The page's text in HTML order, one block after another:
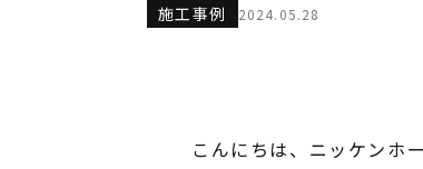
施工事例 2024.05.28
こんにちは、ニッケンホー